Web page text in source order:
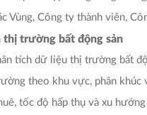
Vùng, Công ty thành viên,
thị trường bất động sản
tích dữ liệu thị trường bất
theo khu vực, phân khúc
tốc độ hấp thụ và xu